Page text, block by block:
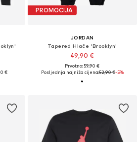
€
PROMOCIJA
JORDAN
Tapered Hlače 'Brooklyn'
49,90 €
Prvotno: 59,90 €
Posljednja najniža cijena:52,90 €-5%